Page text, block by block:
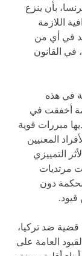
بأن ينزع
اللازمة
في أي من
في القانون
في هذه
أخفقت في
مبررات قوية
المعنيين
التمييزي
مرتديات
دون
قيود.
أن في فبراير/شباط 2010 في قضية ضد تركيا،
العامة على